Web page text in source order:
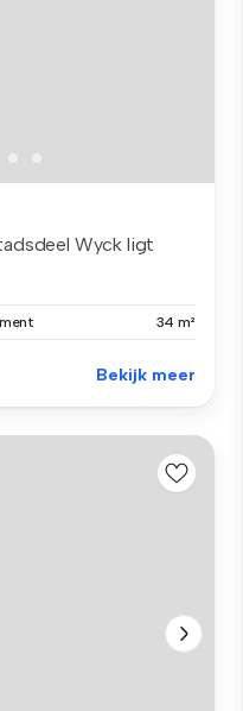
Wyck ligt
34 m²
Bekijk meer